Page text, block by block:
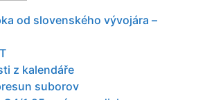
od slovenského vývojára –
z kalendáře
suborov